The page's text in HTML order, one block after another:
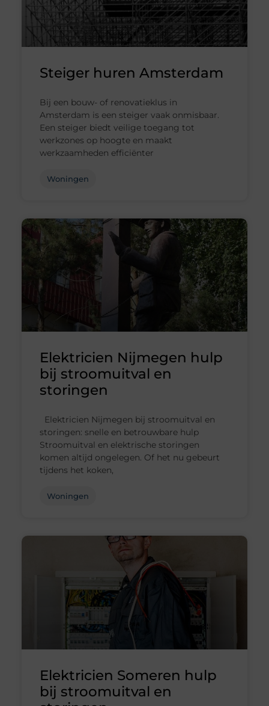
Steiger huren Amsterdam
Bij een bouw- of renovatieklus in
Amsterdam is een steiger vaak onmisbaar.
Een steiger biedt veilige toegang tot
werkzones op hoogte en maakt
werkzaamheden efficiënter
Woningen
Elektricien Nijmegen hulp
bij stroomuitval en
storingen
Elektricien Nijmegen bij stroomuitval en
storingen: snelle en betrouwbare hulp
Stroomuitval en elektrische storingen
komen altijd ongelegen. Of het nu gebeurt
tijdens het koken,
Woningen
Elektricien Someren hulp
bij stroomuitval en